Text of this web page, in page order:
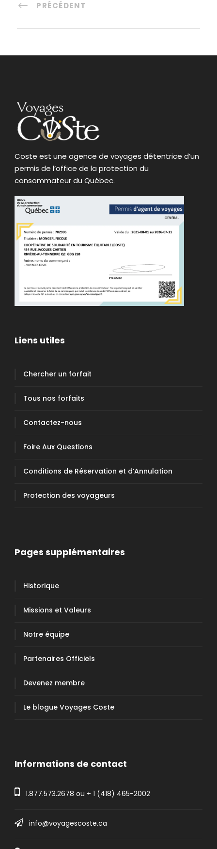
PRÉCÉDENT
Coste est une agence de voyages détentrice d’un
permis de l’office de la protection du
consommateur du Québec.
Liens utiles
Chercher un forfait
Tous nos forfaits
Contactez-nous
Foire Aux Questions
Conditions de Réservation et d’Annulation
Protection des voyageurs
Pages supplémentaires
Historique
Missions et Valeurs
Notre équipe
Partenaires Officiels
Devenez membre
Le blogue Voyages Coste
Informations de contact
1.877.573.2678 ou + 1 (418) 465-2002
info@voyagescoste.ca